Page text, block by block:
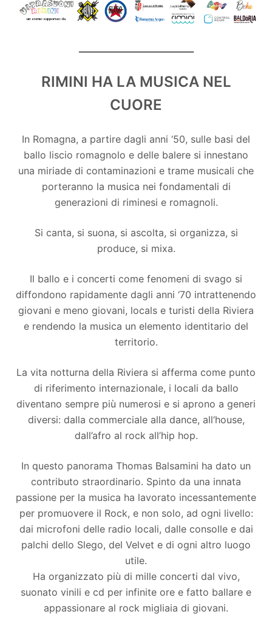
RIMINI HA LA MUSICA NEL
CUORE
In Romagna, a partire dagli anni ‘50, sulle basi del
ballo liscio romagnolo e delle balere si innestano
una miriade di contaminazioni e trame musicali che
porteranno la musica nei fondamentali di
generazioni di riminesi e romagnoli.
Si canta, si suona, si ascolta, si organizza, si
produce, si mixa.
Il ballo e i concerti come fenomeni di svago si
diffondono rapidamente dagli anni ‘70 intrattenendo
giovani e meno giovani, locals e turisti della Riviera
e rendendo la musica un elemento identitario del
territorio.
La vita notturna della Riviera si afferma come punto
di riferimento internazionale, i locali da ballo
diventano sempre più numerosi e si aprono a generi
diversi: dalla commerciale alla dance, all‘house,
dall’afro al rock all’hip hop.
In questo panorama Thomas Balsamini ha dato un
contributo straordinario. Spinto da una innata
passione per la musica ha lavorato incessantemente
per promuovere il Rock, e non solo, ad ogni livello:
dai microfoni delle radio locali, dalle consolle e dai
palchi dello Slego, del Velvet e di ogni altro luogo
utile.
Ha organizzato più di mille concerti dal vivo,
suonato vinili e cd per infinite ore e fatto ballare e
appassionare al rock migliaia di giovani.